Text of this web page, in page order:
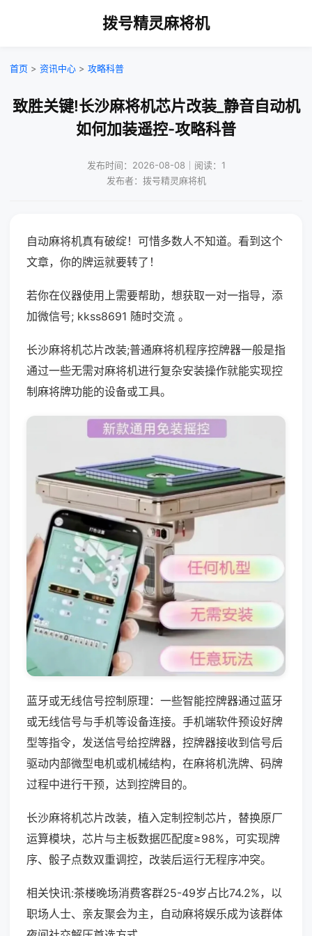
拨号精灵麻将机
首页 > 资讯中心 > 攻略科普
致胜关键!长沙麻将机芯片改装_静音自动机
如何加装遥控-攻略科普
发布时间：2026-08-08｜阅读：1
发布者：拨号精灵麻将机
自动麻将机真有破绽！可惜多数人不知道。看到这个
文章，你的牌运就要转了！
若你在仪器使用上需要帮助，想获取一对一指导，添
加微信号; kkss8691 随时交流 。
长沙麻将机芯片改装;普通麻将机程序控牌器一般是指
通过一些无需对麻将机进行复杂安装操作就能实现控
制麻将牌功能的设备或工具。
蓝牙或无线信号控制原理：一些智能控牌器通过蓝牙
或无线信号与手机等设备连接。手机端软件预设好牌
型等指令，发送信号给控牌器，控牌器接收到信号后
驱动内部微型电机或机械结构，在麻将机洗牌、码牌
过程中进行干预，达到控牌目的。
长沙麻将机芯片改装，植入定制控制芯片，替换原厂
运算模块，芯片与主板数据匹配度≥98%，可实现牌
序、骰子点数双重调控，改装后运行无程序冲突。
相关快讯:茶楼晚场消费客群25-49岁占比74.2%，以
职场人士、亲友聚会为主，自动麻将娱乐成为该群体